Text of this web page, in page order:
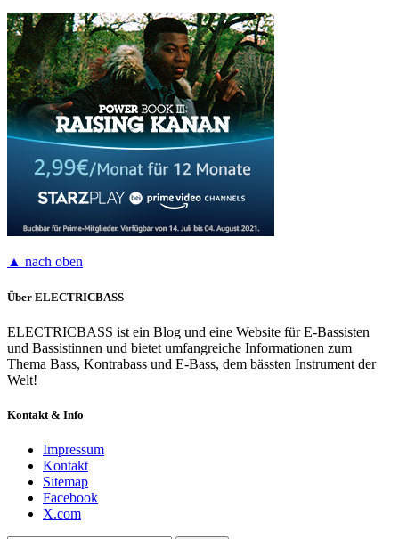
▲ nach oben
Über ELECTRICBASS
ELECTRICBASS ist ein Blog und eine Website für E-Bassisten
und Bassistinnen und bietet umfangreiche Informationen zum
Thema Bass, Kontrabass und E-Bass, dem bässten Instrument der
Welt!
Kontakt & Info
Impressum
Kontakt
Sitemap
Facebook
X.com